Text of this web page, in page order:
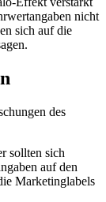
nicht
sich auf die
des
sollten sich
auf den
Marketinglabels